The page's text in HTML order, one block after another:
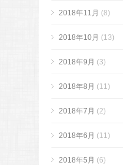
2018年11月 (8)
2018年10月 (13)
2018年9月 (3)
2018年8月 (11)
2018年7月 (2)
2018年6月 (11)
2018年5月 (6)